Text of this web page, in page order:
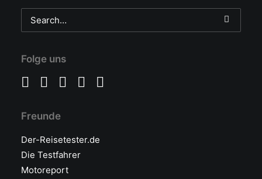
Folge uns
Freunde
Der-Reisetester.de
Die Testfahrer
Motoreport